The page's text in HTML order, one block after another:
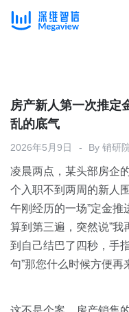
产品总览
产品集成
下载客户端
解决方案
按行业
消费医疗
教育
客户案例
开放平台
定价
资源中心
资源中心
关于我们
房产新人第一次推定
乱的底气
2026年5月9日 By 销研
凌晨两点，某头部房企
个入职不到两周的新人
午刚经历的一场”定金
算到第三遍，突然说”我
到自己结巴了四秒，手
句”那您什么时候方便再